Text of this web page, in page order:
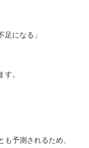
足になる」
。
予測されるため、